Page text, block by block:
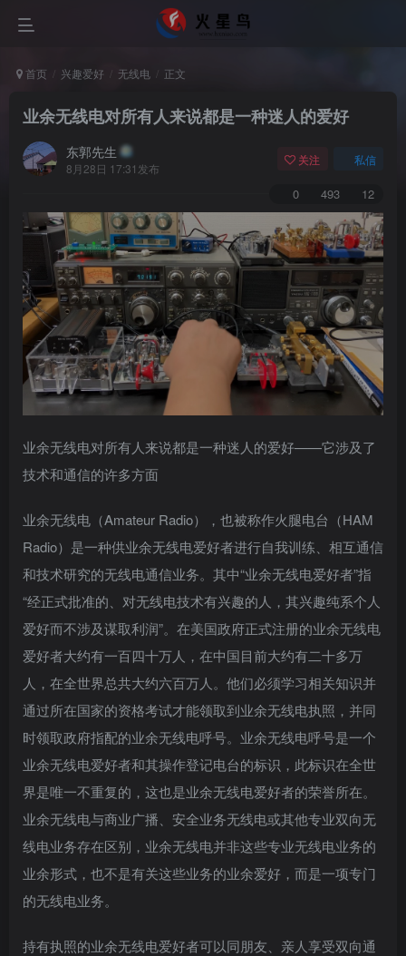
首页 兴趣爱好 无线电 正文
业余无线电对所有人来说都是一种迷人的爱好
东郭先生
8月28日 17:31发布
关注 私信
0 493 12
业余无线电对所有人来说都是一种迷人的爱好——它涉及了
技术和通信的许多方面
业余无线电（Amateur Radio），也被称作火腿电台（HAM
Radio）是一种供业余无线电爱好者进行自我训练、相互通信
和技术研究的无线电通信业务。其中“业余无线电爱好者”指
“经正式批准的、对无线电技术有兴趣的人，其兴趣纯系个人
爱好而不涉及谋取利润”。在美国政府正式注册的业余无线电
爱好者大约有一百四十万人，在中国目前大约有二十多万
人，在全世界总共大约六百万人。他们必须学习相关知识并
通过所在国家的资格考试才能领取到业余无线电执照，并同
时领取政府指配的业余无线电呼号。业余无线电呼号是一个
业余无线电爱好者和其操作登记电台的标识，此标识在全世
界是唯一不重复的，这也是业余无线电爱好者的荣誉所在。
业余无线电与商业广播、安全业务无线电或其他专业双向无
线电业务存在区别，业余无线电并非这些专业无线电业务的
业余形式，也不是有关这些业务的业余爱好，而是一项专门
的无线电业务。
持有执照的业余无线电爱好者可以同朋友、亲人享受双向通